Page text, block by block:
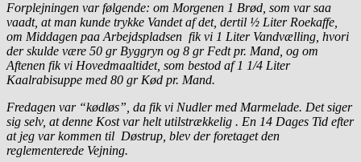
Forplejningen var følgende: om Morgenen 1 Brød, som var saa
vaadt, at man kunde trykke Vandet af det, dertil ½ Liter Roekaffe,
om Middagen paa Arbejdspladsen fik vi 1 Liter Vandvælling, hvori
der skulde være 50 gr Byggryn og 8 gr Fedt pr. Mand, og om
Aftenen fik vi Hovedmaaltidet, som bestod af 1 1/4 Liter
Kaalrabisuppe med 80 gr Kød pr. Mand.
Fredagen var “kødløs”, da fik vi Nudler med Marmelade. Det siger
sig selv, at denne Kost var helt utilstrækkelig . En 14 Dages Tid efter
at jeg var kommen til Døstrup, blev der foretaget den
reglementerede Vejning.